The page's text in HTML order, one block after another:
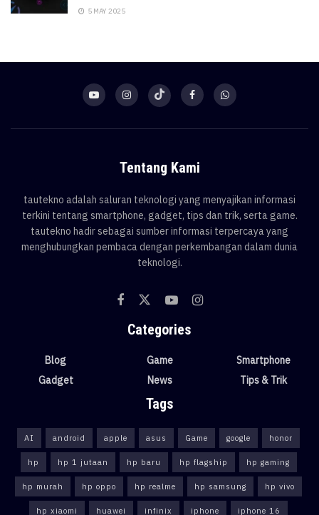
5 MAY 2025
Tentang Kami
tautekno adalah saluran teknologi yang menyajikan informasi
terkini tentang smartphone, gadget, tips dan trik, serta game.
tautekno hadir sebagai sumber informasi terpercaya yang
menghubungkan pembaca dengan perkembangan dalam dunia
teknologi.
Categories
Blog
Gadget
Game
News
Smartphone
Tips & Trik
Tags
AI android apple asus Game google honor
hp hp 1 jutaan hp baru hp flagship hp gaming
hp murah hp oppo hp realme hp samsung hp vivo
hp xiaomi huawei infinix iphone iphone 16